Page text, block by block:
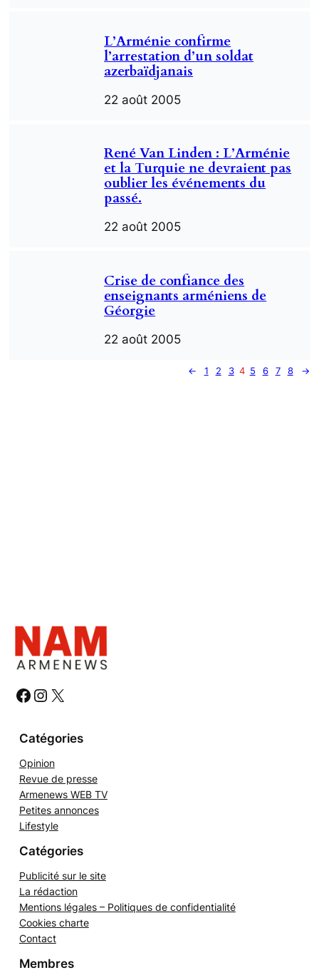
L’Arménie confirme
l’arrestation d’un soldat
azerbaïdjanais
22 août 2005
René Van Linden : L’Arménie
et la Turquie ne devraient pas
oublier les événements du
passé.
22 août 2005
Crise de confiance des
enseignants arméniens de
Géorgie
22 août 2005
← 1 2 3 4 5 6 7 8 →
# # #
Catégories
Opinion
Revue de presse
Armenews WEB TV
Petites annonces
Lifestyle
Catégories
Publicité sur le site
La rédaction
Mentions légales – Politiques de confidentialité
Cookies charte
Contact
Membres